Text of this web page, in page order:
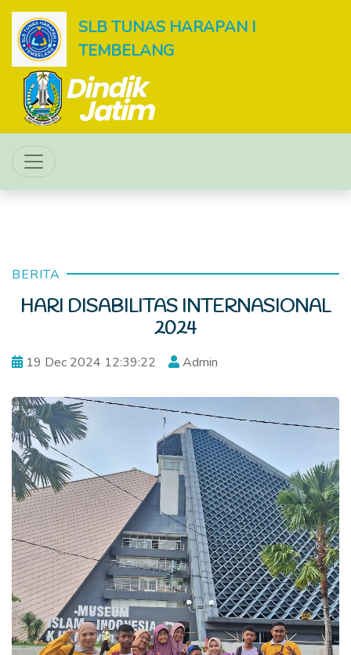
SLB TUNAS HARAPAN I
TEMBELANG
BERITA
HARI DISABILITAS INTERNASIONAL
2024
19 Dec 2024 12:39:22 Admin